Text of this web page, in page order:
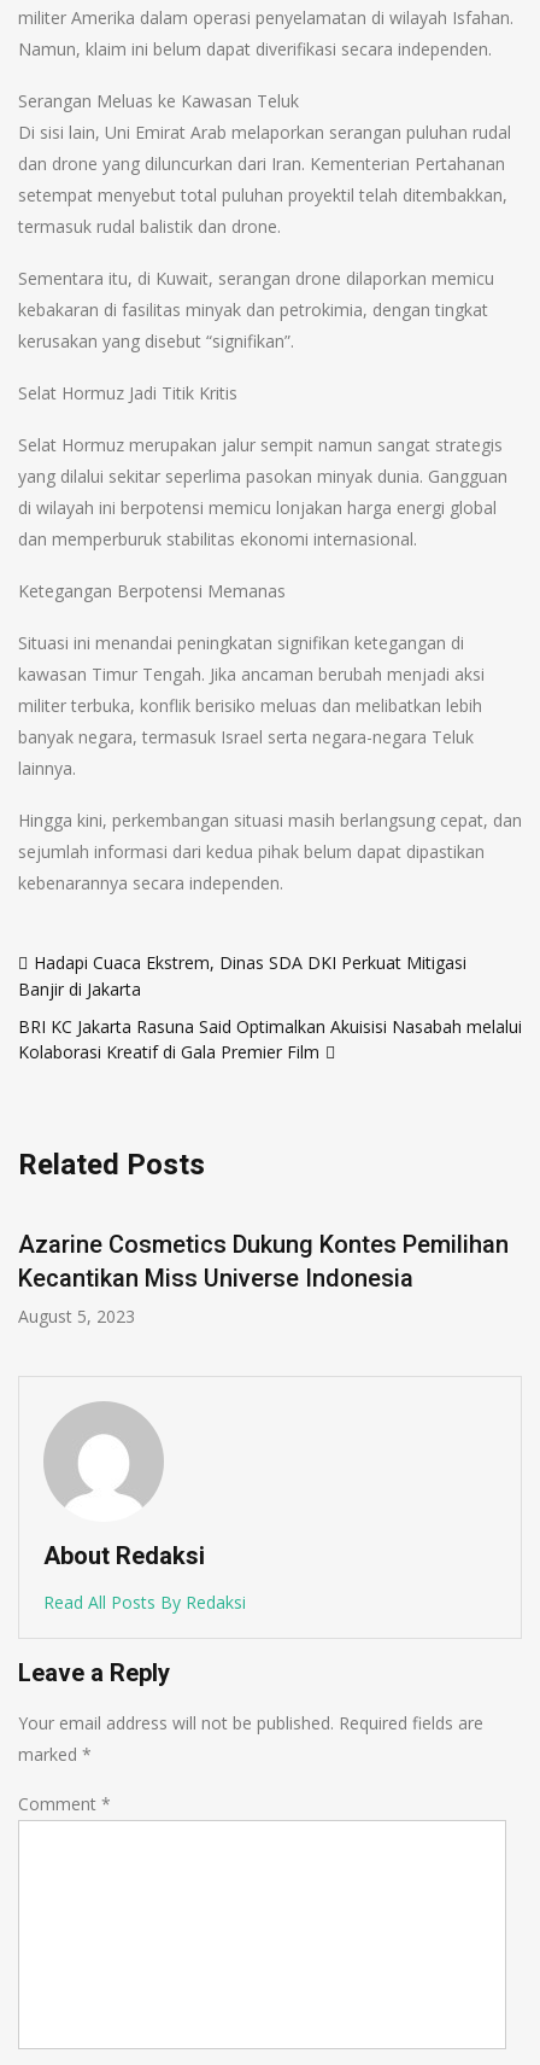
militer Amerika dalam operasi penyelamatan di wilayah Isfahan.
Namun, klaim ini belum dapat diverifikasi secara independen.
Serangan Meluas ke Kawasan Teluk
Di sisi lain, Uni Emirat Arab melaporkan serangan puluhan rudal
dan drone yang diluncurkan dari Iran. Kementerian Pertahanan
setempat menyebut total puluhan proyektil telah ditembakkan,
termasuk rudal balistik dan drone.
Sementara itu, di Kuwait, serangan drone dilaporkan memicu
kebakaran di fasilitas minyak dan petrokimia, dengan tingkat
kerusakan yang disebut “signifikan”.
Selat Hormuz Jadi Titik Kritis
Selat Hormuz merupakan jalur sempit namun sangat strategis
yang dilalui sekitar seperlima pasokan minyak dunia. Gangguan
di wilayah ini berpotensi memicu lonjakan harga energi global
dan memperburuk stabilitas ekonomi internasional.
Ketegangan Berpotensi Memanas
Situasi ini menandai peningkatan signifikan ketegangan di
kawasan Timur Tengah. Jika ancaman berubah menjadi aksi
militer terbuka, konflik berisiko meluas dan melibatkan lebih
banyak negara, termasuk Israel serta negara-negara Teluk
lainnya.
Hingga kini, perkembangan situasi masih berlangsung cepat, dan
sejumlah informasi dari kedua pihak belum dapat dipastikan
kebenarannya secara independen.
navigation
Hadapi Cuaca Ekstrem, Dinas SDA DKI Perkuat Mitigasi
Banjir di Jakarta
BRI KC Jakarta Rasuna Said Optimalkan Akuisisi Nasabah melalui
Kolaborasi Kreatif di Gala Premier Film
Related Posts
Azarine Cosmetics Dukung Kontes Pemilihan
Kecantikan Miss Universe Indonesia
August 5, 2023
About Redaksi
Read All Posts By Redaksi
Leave a Reply
Your email address will not be published. Required fields are
marked *
Comment *